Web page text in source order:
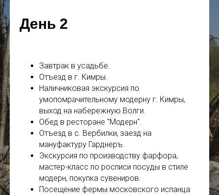
День 2
Завтрак в усадьбе.
Отъезд в г. Кимры.
Наличниковая экскурсия по
умопомрачительному модерну г. Кимры,
выход на набережную Волги.
Обед в ресторане "Модерн".
Отъезд в с. Вербилки, заезд на
мануфактуру Гарднеръ.
Экскурсия по производству фарфора,
мастер-класс по росписи посуды в стиле
модерн, покупка сувениров.
Посещение фермы московского испанца